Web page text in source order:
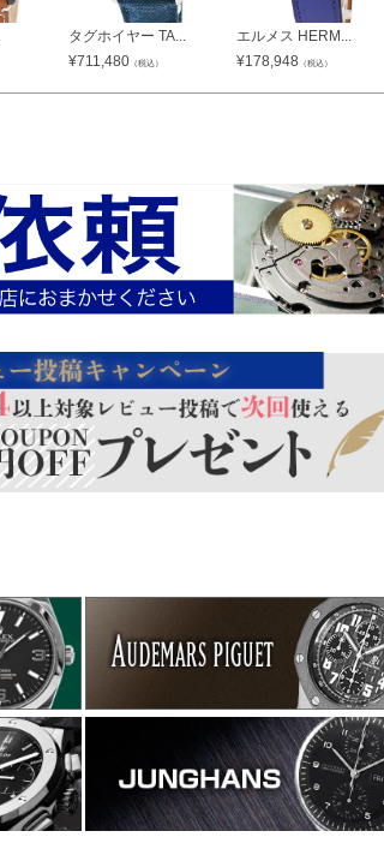
タグホイヤー TA...
¥711,480 （税込）
エルメス HERM...
¥178,948 （税込）